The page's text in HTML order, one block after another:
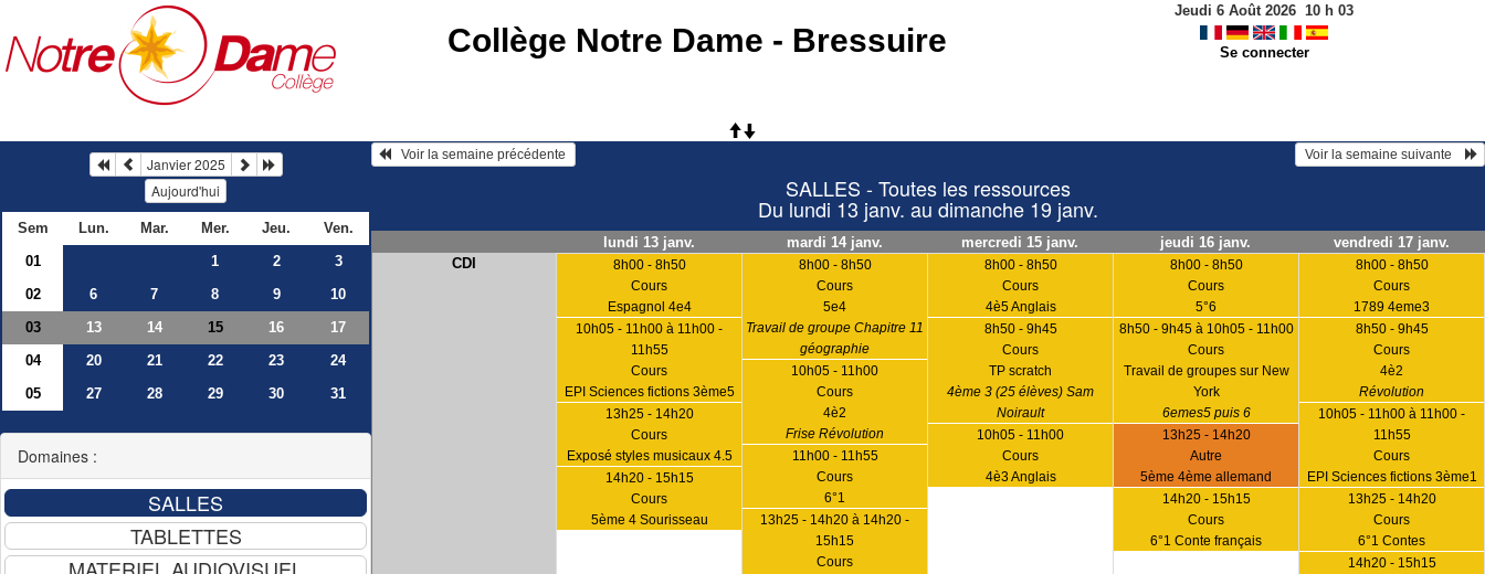
Collège Notre Dame - Bressuire
Jeudi 6 Août 2026 10 h 03
Se connecter
Janvier 2025
Aujourd'hui
Sem Lun. Mar. Mer. Jeu.
Ven.
01
1 2
3
02
6 7 8 9
10
03
13 14 15 16
17
04
20 21 22 23
24
05
27 28 29 30 31
Domaines :
Voir la semaine suivante
SALLES - Toutes les ressources
Du lundi 13 janv. au dimanche 19 janv.
lundi 13 janv. mardi 14 janv. mercredi 15 janv. jeudi 16 janv.
vendredi 17 janv.
CDI
8h00 - 8h50
Cours
Espagnol 4e4
10h05 - 11h00 à 11h00 -
11h55
Cours
EPI Sciences fictions 3ème5
13h25 - 14h20
Cours
Exposé styles musicaux 4.5
14h20 - 15h15
Cours
5ème 4 Sourisseau
8h00 - 8h50
Cours
5e4
Travail de groupe Chapitre 11
géographie
10h05 - 11h00
Cours
4è2
Frise Révolution
11h00 - 11h55
Cours
6°1
13h25 - 14h20 à 14h20 -
15h15
Cours
8h00 - 8h50
Cours
4è5 Anglais
8h50 - 9h45
Cours
TP scratch
4ème 3 (25 élèves) Sam
Noirault
10h05 - 11h00
Cours
4è3 Anglais
8h00 - 8h50
Cours
5°6
8h50 - 9h45 à 10h05 - 11h00
Cours
Travail de groupes sur New
York
6emes5 puis 6
13h25 - 14h20
Autre
5ème 4ème allemand
14h20 - 15h15
Cours
6°1 Conte français
8h00 - 8h50
Cours
1789 4eme3
8h50 - 9h45
Cours
4è2
Révolution
10h05 - 11h00 à 11h00 -
11h55
Cours
EPI Sciences fictions 3ème1
13h25 - 14h20
Cours
6°1 Contes
14h20 - 15h15